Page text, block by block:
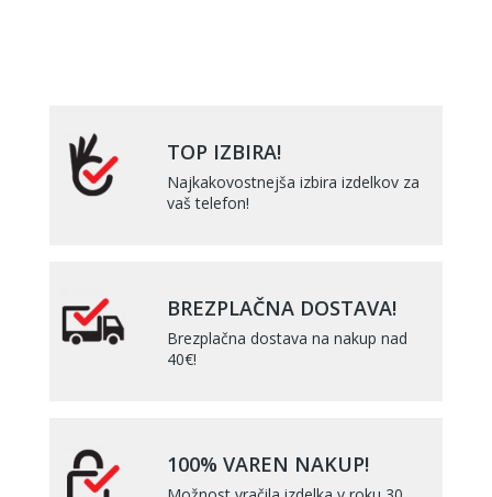
TOP IZBIRA!
Najkakovostnejša izbira izdelkov za
vaš telefon!
BREZPLAČNA DOSTAVA!
Brezplačna dostava na nakup nad
40€!
100% VAREN NAKUP!